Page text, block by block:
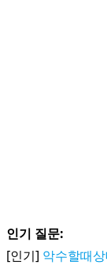
인기 질문:
[인기] 악수할때